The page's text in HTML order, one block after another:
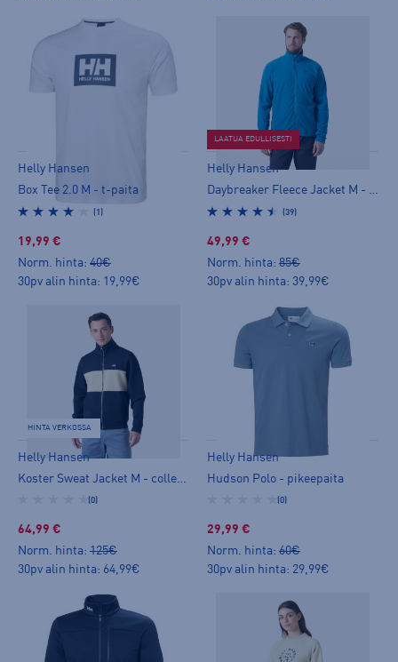
Helly Hansen
Box Tee 2.0 M - t-paita
(1)
19,99 €
Norm. hinta: 40€
30pv alin hinta: 19,99€
LAATUA EDULLISESTI
Helly Hansen
Daybreaker Fleece Jacket M - fleecetakki
(39)
49,99 €
Norm. hinta: 85€
30pv alin hinta: 39,99€
HINTA VERKOSSA
Helly Hansen
(0)
64,99 €
Norm. hinta: 125€
30pv alin hinta: 64,99€
Helly Hansen
Hudson Polo - pikeepaita
(0)
29,99 €
Norm. hinta: 60€
30pv alin hinta: 29,99€